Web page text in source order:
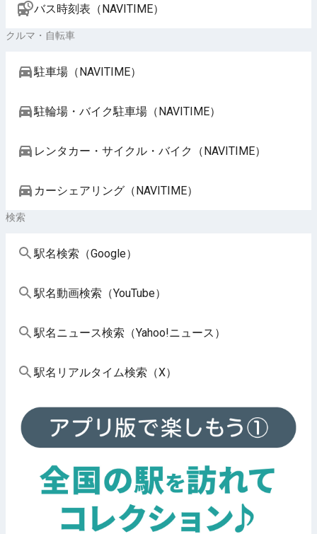
バス時刻表（NAVITIME）
クルマ・自転車
駐車場（NAVITIME）
駐輪場・バイク駐車場（NAVITIME）
レンタカー・サイクル・バイク（NAVITIME）
カーシェアリング（NAVITIME）
検索
駅名検索（Google）
駅名動画検索（YouTube）
駅名ニュース検索（Yahoo!ニュース）
駅名リアルタイム検索（X）